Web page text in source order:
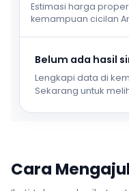
Estimasi harga
kemampuan cicilan
Belum ada hasil
Lengkapi data di
Sekarang untuk
Cara